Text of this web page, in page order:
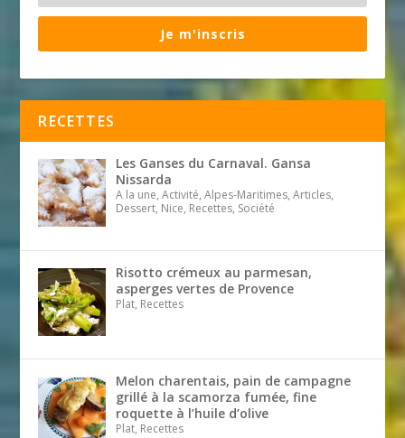
Je m'inscris
RECETTES
Les Ganses du Carnaval. Gansa
Nissarda
A la une, Activité, Alpes-Maritimes, Articles,
Dessert, Nice, Recettes, Société
Risotto crémeux au parmesan,
asperges vertes de Provence
Plat, Recettes
Melon charentais, pain de campagne
grillé à la scamorza fumée, fine
roquette à l’huile d’olive
Plat, Recettes